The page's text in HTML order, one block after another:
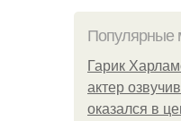
Популярные
Гарик
актер
оказался в